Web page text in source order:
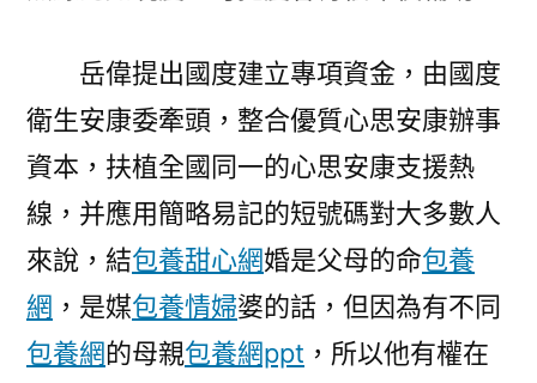
岳偉提出國度建立專項資金，由國度
衛生安康委牽頭，整合優質心思安康辦事
資本，扶植全國同一的心思安康支援熱
線，并應用簡略易記的短號碼對大多數人
來說，結包養甜心網婚是父母的命包養
網 ，是媒包養情婦婆的話，但因為有不同
包養網的母親包養網ppt ，所以他有權在